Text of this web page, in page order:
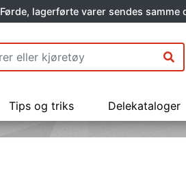
lagerførte varer sendes samme
Tips og triks Delekataloger